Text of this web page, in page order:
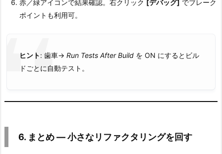
で
U
赤／緑アイコンで結果確認。右クリック [デバッグ] でブレーク
ポイントも利用可。
ヒント: 歯車→ Run Tests After Build を ON にするとビル
ドごとに自動テスト。
6. まとめ ― 小さなリファクタリングを回す